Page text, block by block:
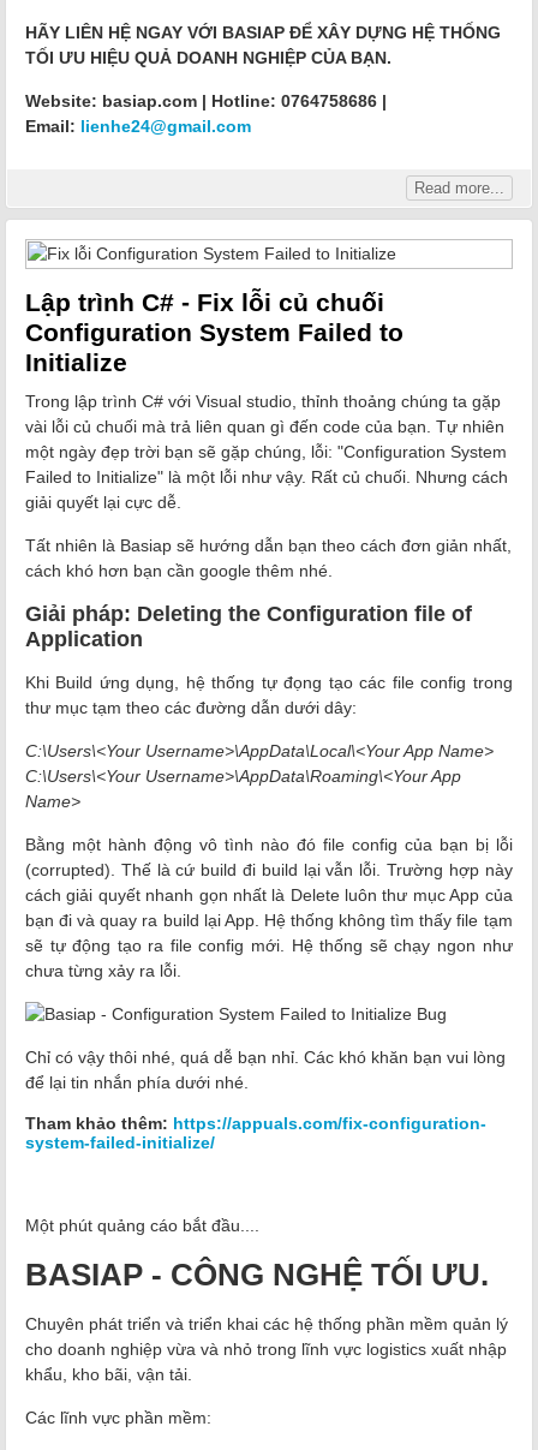
HÃY LIÊN HỆ NGAY VỚI BASIAP ĐỂ XÂY DỰNG HỆ THỐNG
TỐI ƯU HIỆU QUẢ DOANH NGHIỆP CỦA BẠN.
Website: basiap.com | Hotline: 0764758686 |
Email: lienhe24@gmail.com
Read more...
Lập trình C# - Fix lỗi củ chuối
Configuration System Failed to
Initialize
Trong lập trình C# với Visual studio, thỉnh thoảng chúng ta gặp
vài lỗi củ chuối mà trả liên quan gì đến code của bạn. Tự nhiên
một ngày đẹp trời bạn sẽ gặp chúng, lỗi: "Configuration System
Failed to Initialize" là một lỗi như vậy. Rất củ chuối. Nhưng cách
giải quyết lại cực dễ.
Tất nhiên là Basiap sẽ hướng dẫn bạn theo cách đơn giản nhất,
cách khó hơn bạn cần google thêm nhé.
Giải pháp: Deleting the Configuration file of
Application
Khi Build ứng dụng, hệ thống tự đọng tạo các file config trong
thư mục tạm theo các đường dẫn dưới dây:
C:\Users\<Your Username>\AppData\Local\<Your App Name>
C:\Users\<Your Username>\AppData\Roaming\<Your App
Name>
Bằng một hành động vô tình nào đó file config của bạn bị lỗi
(corrupted). Thế là cứ build đi build lại vẫn lỗi. Trường hợp này
cách giải quyết nhanh gọn nhất là Delete luôn thư mục App của
bạn đi và quay ra build lại App. Hệ thống không tìm thấy file tạm
sẽ tự động tạo ra file config mới. Hệ thống sẽ chạy ngon như
chưa từng xảy ra lỗi.
Chỉ có vậy thôi nhé, quá dễ bạn nhỉ. Các khó khăn bạn vui lòng
để lại tin nhắn phía dưới nhé.
Tham khảo thêm: https://appuals.com/fix-configuration-
system-failed-initialize/
Một phút quảng cáo bắt đầu....
BASIAP - CÔNG NGHỆ TỐI ƯU.
Chuyên phát triển và triển khai các hệ thống phần mềm quản lý
cho doanh nghiệp vừa và nhỏ trong lĩnh vực logistics xuất nhập
khẩu, kho bãi, vận tải.
Các lĩnh vực phần mềm: